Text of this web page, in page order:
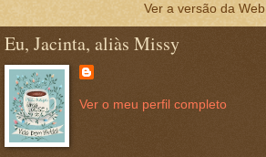
Ver a versão da Web
Eu, Jacinta, aliàs Missy
Ver o meu perfil completo